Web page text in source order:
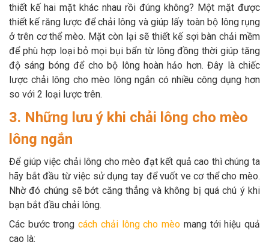
thiết kế hai mặt khác nhau rồi đúng không? Một mặt được
thiết kế răng lược để chải lông và giúp lấy toàn bộ lông rụng
ở trên cơ thể mèo. Mặt còn lại sẽ thiết kế sợi bàn chải mềm
để phù hợp loại bỏ mọi bụi bẩn từ lông đồng thời giúp tăng
độ sáng bóng để cho bộ lông hoàn hảo hơn. Đây là chiếc
lược chải lông cho mèo lông ngắn có nhiều công dụng hơn
so với 2 loại lược trên.
3. Những lưu ý khi chải lông cho mèo
lông ngắn
Để giúp việc chải lông cho mèo đạt kết quả cao thì chúng ta
hãy bắt đầu từ việc sử dụng tay để vuốt ve cơ thể cho mèo.
Nhờ đó chúng sẽ bớt căng thẳng và không bị quá chú ý khi
bạn bắt đầu chải lông.
Các bước trongcách chải lông cho mèo mang tới hiệu quả
cao là: